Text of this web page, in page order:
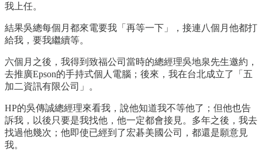
我上任。
結果吳總每個月都來電要我「再等一下」，接連八個月他都打
給我，要我繼續等。
六個月之後，我得到致福公司當時的總經理吳地泉先生邀約，
去推廣Epson的手持式個人電腦；後來，我在台北成立了「五
加二資訊有限公司」。
HP的吳傳誠總經理來看我，說他知道我不等他了；但他也告
訴我，以後只要是我找他，他一定都會接見。多年之後，我去
找過他幾次；他即使已經到了宏碁美國公司，都還是願意見
我。